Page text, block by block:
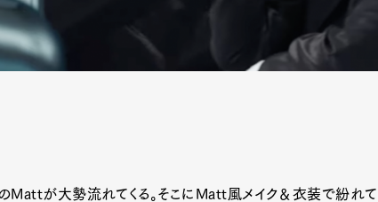
Mattが大勢流れてくる。そこにMatt風メイク＆衣装で紛れて